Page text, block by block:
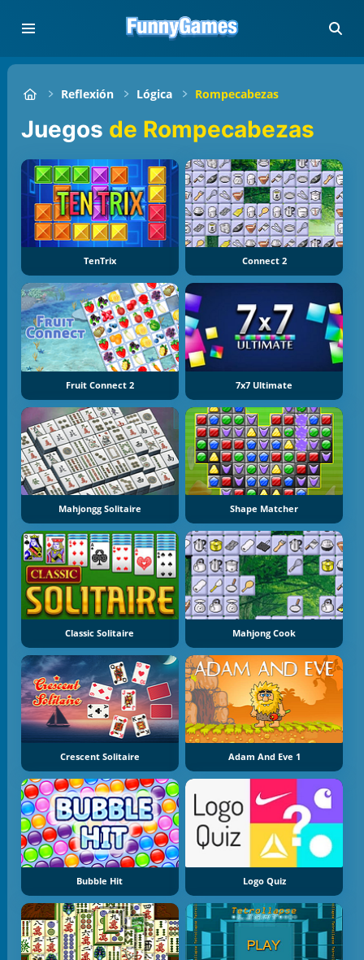
Reflexión Lógica Rompecabezas
Juegos de Rompecabezas
TenTrix Connect 2
Fruit Connect 2 7x7 Ultimate
Mahjongg Solitaire Shape Matcher
Classic Solitaire Mahjong Cook
Crescent Solitaire Adam And Eve 1
Bubble Hit Logo Quiz